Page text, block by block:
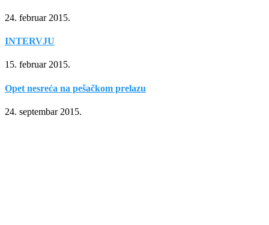
24. februar 2015.
INTERVJU
15. februar 2015.
Opet nesreća na pešačkom prelazu
24. septembar 2015.